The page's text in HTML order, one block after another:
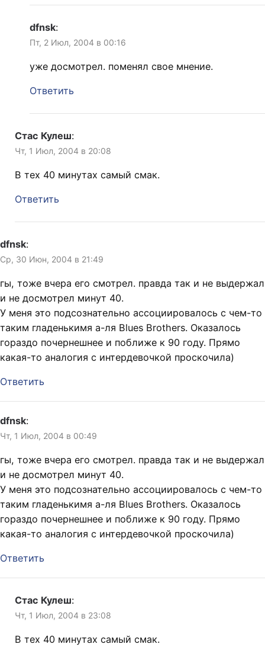
dfnsk:
Пт, 2 Июл, 2004 в 00:16
уже досмотрел. поменял свое мнение.
Ответить
Стас Кулеш:
Чт, 1 Июл, 2004 в 20:08
В тех 40 минутах самый смак.
Ответить
dfnsk:
Ср, 30 Июн, 2004 в 21:49
гы, тоже вчера его смотрел. правда так и не выдержал
и не досмотрел минут 40.
У меня это подсознательно ассоциировалось с чем-то
таким гладенькимя а-ля Blues Brothers. Оказалось
гораздо почернешнее и поближе к 90 году. Прямо
какая-то аналогия с интердевочкой проскочила)
Ответить
dfnsk:
Чт, 1 Июл, 2004 в 00:49
гы, тоже вчера его смотрел. правда так и не выдержал
и не досмотрел минут 40.
У меня это подсознательно ассоциировалось с чем-то
таким гладенькимя а-ля Blues Brothers. Оказалось
гораздо почернешнее и поближе к 90 году. Прямо
какая-то аналогия с интердевочкой проскочила)
Ответить
Стас Кулеш:
Чт, 1 Июл, 2004 в 23:08
В тех 40 минутах самый смак.